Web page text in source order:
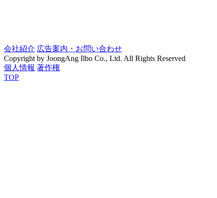
会社紹介 広告案内・お問い合わせ
Copyright by JoongAng Ilbo Co., Ltd. All Rights Reserved
個人情報 著作権
TOP